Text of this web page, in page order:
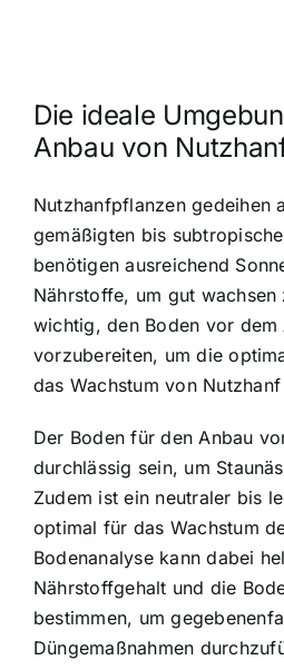
Die ideale
Anbau von
Nutzhanfpflanzen gedeihen
gemäßigten bis
benötigen ausreichend
Nährstoffe, um gut wachsen
wichtig, den Boden vor dem
vorzubereiten, um die
das Wachstum von
Der Boden für den Anbau
durchlässig sein, um
Zudem ist ein neutraler bis
optimal für das Wachstum
Bodenanalyse kann dabei
Nährstoffgehalt und die
bestimmen, um
Düngemaßnahmen